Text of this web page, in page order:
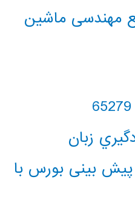
مهندسی ماشین
زبان
بینی بورس با